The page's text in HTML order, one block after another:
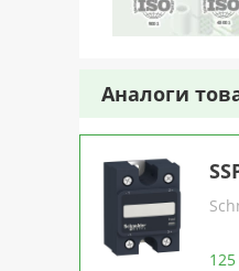
Аналоги
125